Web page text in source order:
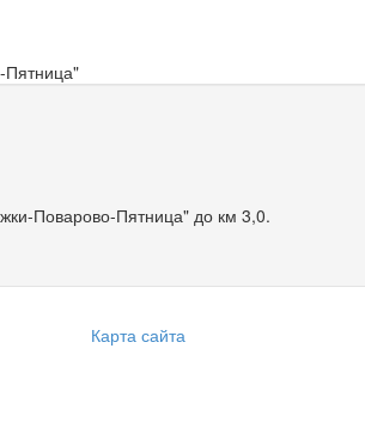
Пятница"
Поварово-Пятница" до км 3,0.
Карта сайта